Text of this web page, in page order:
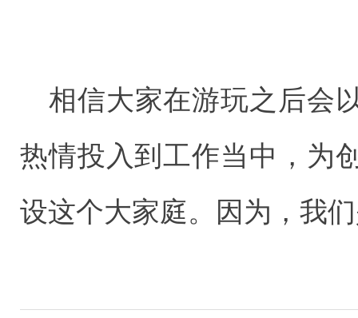
相信大家在游玩之后会
热情投入到工作当中，为
设这个大家庭。因为，我